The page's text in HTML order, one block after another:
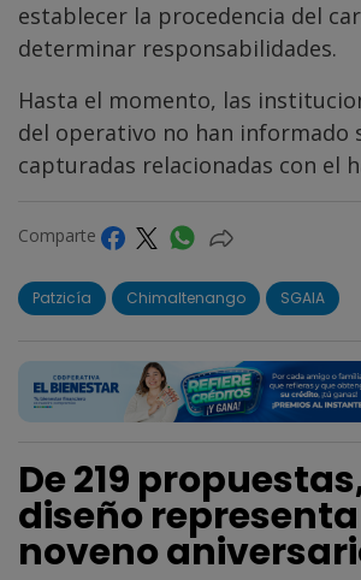
establecer la procedencia del
determinar responsabilidades.
Hasta el momento, las
del operativo no han informado
capturadas relacionadas con el
Comparte
Patzicía Chimaltenango SGAIA
De 219
diseño
noveno